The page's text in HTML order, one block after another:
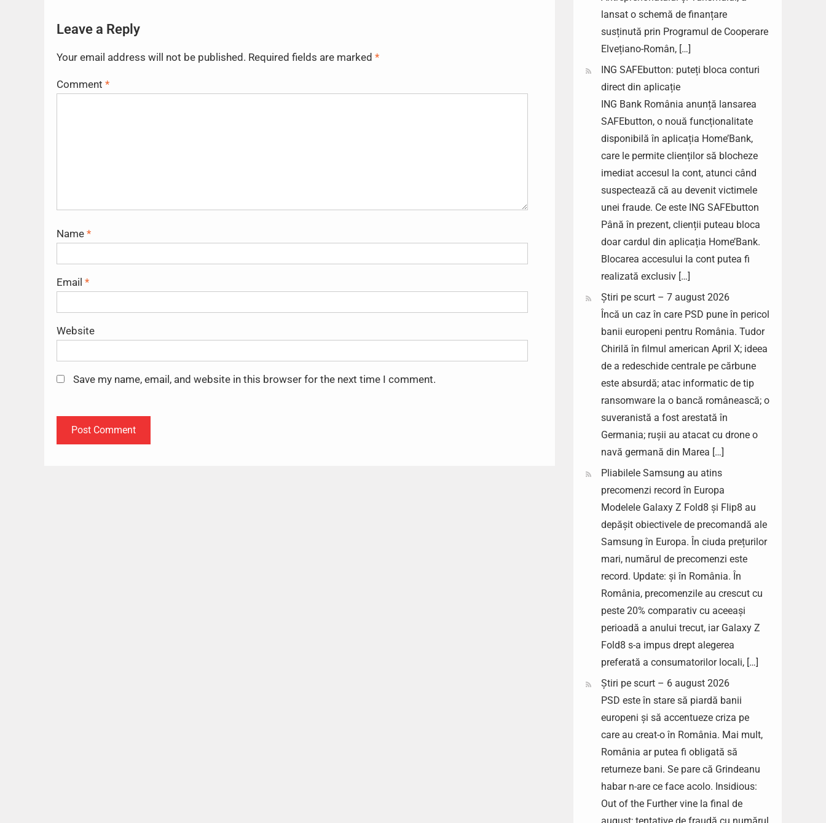
Leave a Reply
Your email address will not be published. Required fields are marked *
Comment *
Name *
Email *
Website
Save my name, email, and website in this browser for the next time I comment.
lansat o schemă de finanțare
susținută prin Programul de Cooperare
Elvețiano-Român, […]
ING SAFEbutton: puteți bloca conturi
direct din aplicație
ING Bank România anunță lansarea
SAFEbutton, o nouă funcționalitate
disponibilă în aplicația Home’Bank,
care le permite clienților să blocheze
imediat accesul la cont, atunci când
suspectează că au devenit victimele
unei fraude. Ce este ING SAFEbutton
Până în prezent, clienții puteau bloca
doar cardul din aplicația Home’Bank.
Blocarea accesului la cont putea fi
realizată exclusiv […]
Știri pe scurt – 7 august 2026
Încă un caz în care PSD pune în pericol
banii europeni pentru România. Tudor
Chirilă în filmul american April X; ideea
de a redeschide centrale pe cărbune
este absurdă; atac informatic de tip
ransomware la o bancă românească; o
suveranistă a fost arestată în
Germania; rușii au atacat cu drone o
navă germană din Marea […]
Pliabilele Samsung au atins
precomenzi record în Europa
Modelele Galaxy Z Fold8 și Flip8 au
depășit obiectivele de precomandă ale
Samsung în Europa. În ciuda prețurilor
mari, numărul de precomenzi este
record. Update: și în România. În
România, precomenzile au crescut cu
peste 20% comparativ cu aceeași
perioadă a anului trecut, iar Galaxy Z
Fold8 s-a impus drept alegerea
preferată a consumatorilor locali, […]
Știri pe scurt – 6 august 2026
PSD este în stare să piardă banii
europeni și să accentueze criza pe
care au creat-o în România. Mai mult,
România ar putea fi obligată să
returneze bani. Se pare că Grindeanu
habar n-are ce face acolo. Insidious:
Out of the Further vine la final de